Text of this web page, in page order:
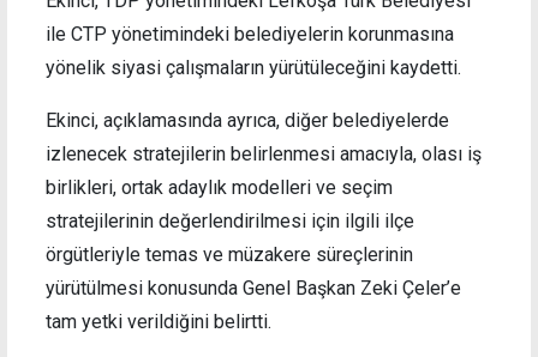
ile CTP yönetimindeki belediyelerin korunmasına
yönelik siyasi çalışmaların yürütüleceğini kaydetti.
Ekinci, açıklamasında ayrıca, diğer belediyelerde
izlenecek stratejilerin belirlenmesi amacıyla, olası iş
birlikleri, ortak adaylık modelleri ve seçim
stratejilerinin değerlendirilmesi için ilgili ilçe
örgütleriyle temas ve müzakere süreçlerinin
yürütülmesi konusunda Genel Başkan Zeki Çeler’e
tam yetki verildiğini belirtti.